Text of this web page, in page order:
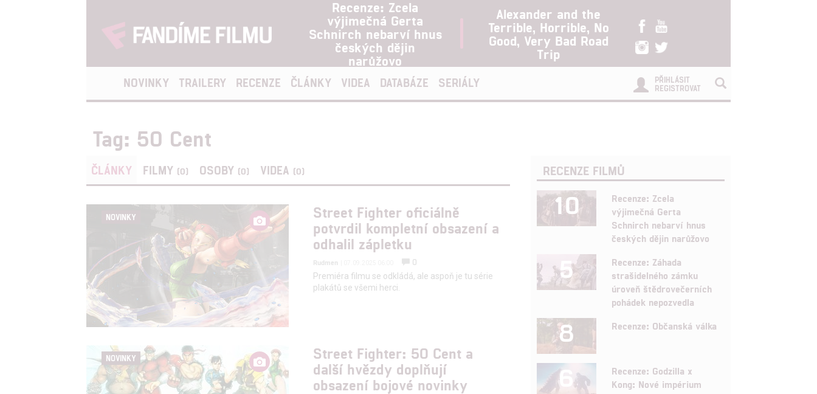
Recenze: Zcela
výjimečná Gerta
Schnirch nebarví hnus
českých dějin
narůžovo
Alexander and the
Terrible, Horrible, No
Good, Very Bad Road
Trip
NOVINKY TRAILERY RECENZE ČLÁNKY VIDEA DATABÁZE SERIÁLY
PŘIHLÁSIT
REGISTROVAT
Tag: 50 Cent
ČLÁNKY FILMY (0) OSOBY (0) VIDEA (0)
NOVINKY
Street Fighter oficiálně
potvrdil kompletní obsazení a
odhalil zápletku
Rudmen
0
Premiéra filmu se odkládá, ale aspoň je tu série
plakátů se všemi herci.
NOVINKY
Street Fighter: 50 Cent a
další hvězdy doplňují
obsazení bojové novinky
RECENZE FILMŮ
10
Recenze: Zcela
výjimečná Gerta
Schnirch nebarví hnus
českých dějin narůžovo
5
Recenze: Záhada
strašidelného zámku
úroveň štědrovečerních
pohádek nepozvedla
8 Recenze: Občanská válka
6
Recenze: Godzilla x
Kong: Nové impérium